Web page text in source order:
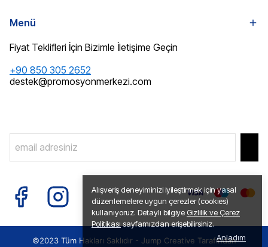
Alışveriş deneyiminizi iyileştirmek için yasal
düzenlemelere uygun çerezler (cookies)
kullanıyoruz. Detaylı bilgiye Gizlilik ve Çerez
Politikası sayfamızdan erişebilirsiniz.
Anladım
Menü
Fiyat Teklifleri İçin Bizimle İletişime Geçin
+90 850 305 2652
destek@promosyonmerkezi.com
©2023 Tüm Hakları Saklıdır - Jump Creative Tarafından